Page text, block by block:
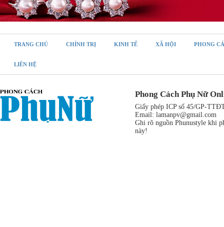
TRANG CHỦ CHÍNH TRỊ KINH TẾ XÃ HỘI PHONG
LIÊN HỆ
Phong Cách Phụ Nữ
Giấy phép ICP số 45/GP-
Email: lamanpv@gmail.com
Ghi rõ nguồn Phunustyle khi
này!